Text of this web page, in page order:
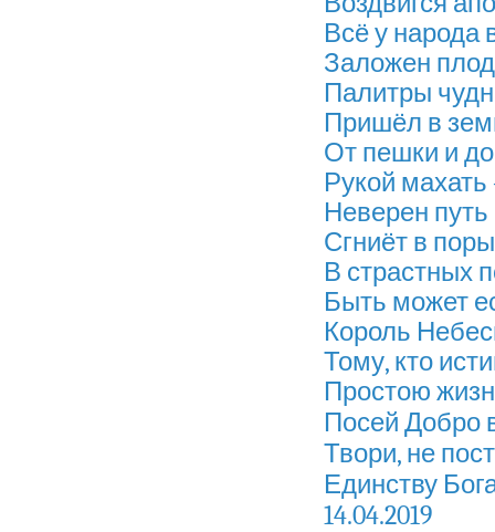
Всё у народа
Заложен
Палитры
Пришёл в
От пешки и
Рукой махать
Неверен
Сгниёт в
В страстных
Быть может
Король
Тому, кто
Простою
Посей Добро
Твори, не
Единству
14.04.2019